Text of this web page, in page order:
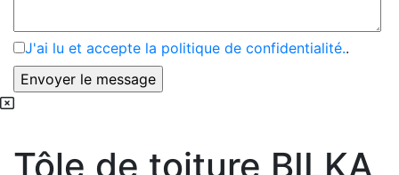
J'ai lu et accepte la politique de confidentialité..
Tôle de toiture BILKA